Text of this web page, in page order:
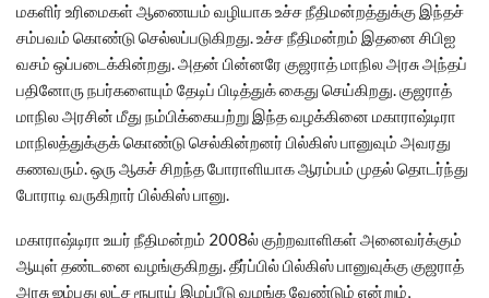
மகளிர் உரிமைகள் ஆணையம் வழியாக உச்ச நீதிமன்றத்துக்கு இந்தச்
சம்பவம் கொண்டு செல்லப்படுகிறது. உச்ச நீதிமன்றம் இதனை சிபிஐ
வசம் ஒப்படைக்கின்றது. அதன் பின்னரே குஜராத் மாநில அரசு அந்தப்
பதினோரு நபர்களையும் தேடிப் பிடித்துக் கைது செய்கிறது. குஜராத்
மாநில அரசின் மீது நம்பிக்கையற்று இந்த வழக்கினை மகாராஷ்டிரா
மாநிலத்துக்குக் கொண்டு செல்கின்றனர் பில்கிஸ் பானுவும் அவரது
கணவரும். ஒரு ஆகச் சிறந்த போராளியாக ஆரம்பம் முதல் தொடர்ந்து
போராடி வருகிறார் பில்கிஸ் பானு.
மகாராஷ்டிரா உயர் நீதிமன்றம் 2008ல் குற்றவாளிகள் அனைவர்க்கும்
ஆயுள் தண்டனை வழங்குகிறது. தீர்ப்பில் பில்கிஸ் பானுவுக்கு குஜராத்
அரசு ஐம்பது லட்ச ரூபாய் இழப்பீடு வழங்க வேண்டும் என்றும்,